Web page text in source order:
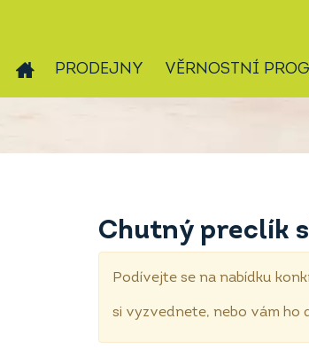
PRODEJNY VĚRNOSTNÍ
Chutný preclík
Podívejte se na nabídku
si vyzvednete, nebo vám ho